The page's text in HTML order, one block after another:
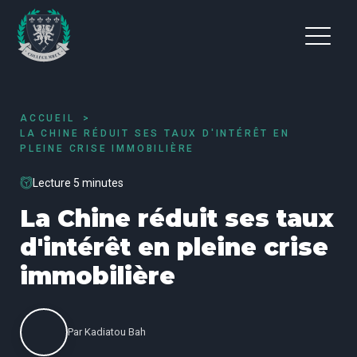
ACCUEIL
LA CHINE RÉDUIT SES TAUX D'INTÉRÊT EN
PLEINE CRISE IMMOBILIÈRE
Lecture 5 minutes
La Chine réduit ses taux
d'intérêt en pleine crise
immobilière
Par Kadiatou Bah